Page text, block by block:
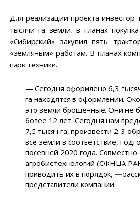
Для реализации проекта инвестор
тысячи га земли, в планах
«Сибирский» закупил пять
«земляным» работам. В планах
парк техники.
— Сегодня оформлено 6,3
га находятся в оформлении.
это земли брошенные. Они не
более 12 лет. Сегодня нам
7,5 тысяч га, произвести 2-3
все земли в соответствие,
посевной 2020 года. Совместно
агробиотехнологий (СФНЦА
приводить их в порядок, —
представители компании.